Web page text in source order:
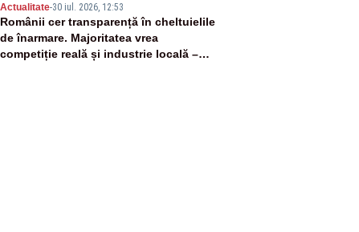
Actualitate-30 iul. 2026, 12:53
Românii cer transparență în cheltuielile
de înarmare. Majoritatea vrea
competiție reală și industrie locală –